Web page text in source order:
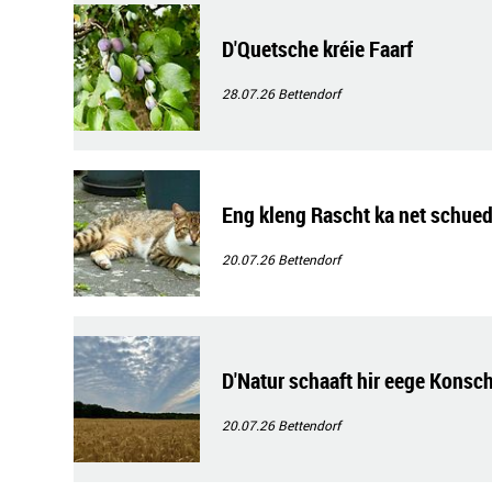
D'Quetsche kréie Faarf
28.07.26Bettendorf
Eng kleng Rascht ka net
20.07.26Bettendorf
D'Natur schaaft hir eege
20.07.26Bettendorf